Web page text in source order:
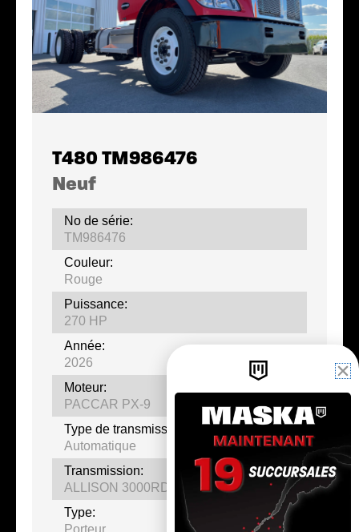
T480 TM986476
Neuf
No de série:
TM986476
Couleur:
Rouge
Puissance:
270 HP
Année:
2026
Moteur:
PACCAR PX-9
Type de transmission:
Automatique
Transmission:
ALLISON 3000RDS
Type:
Porteur